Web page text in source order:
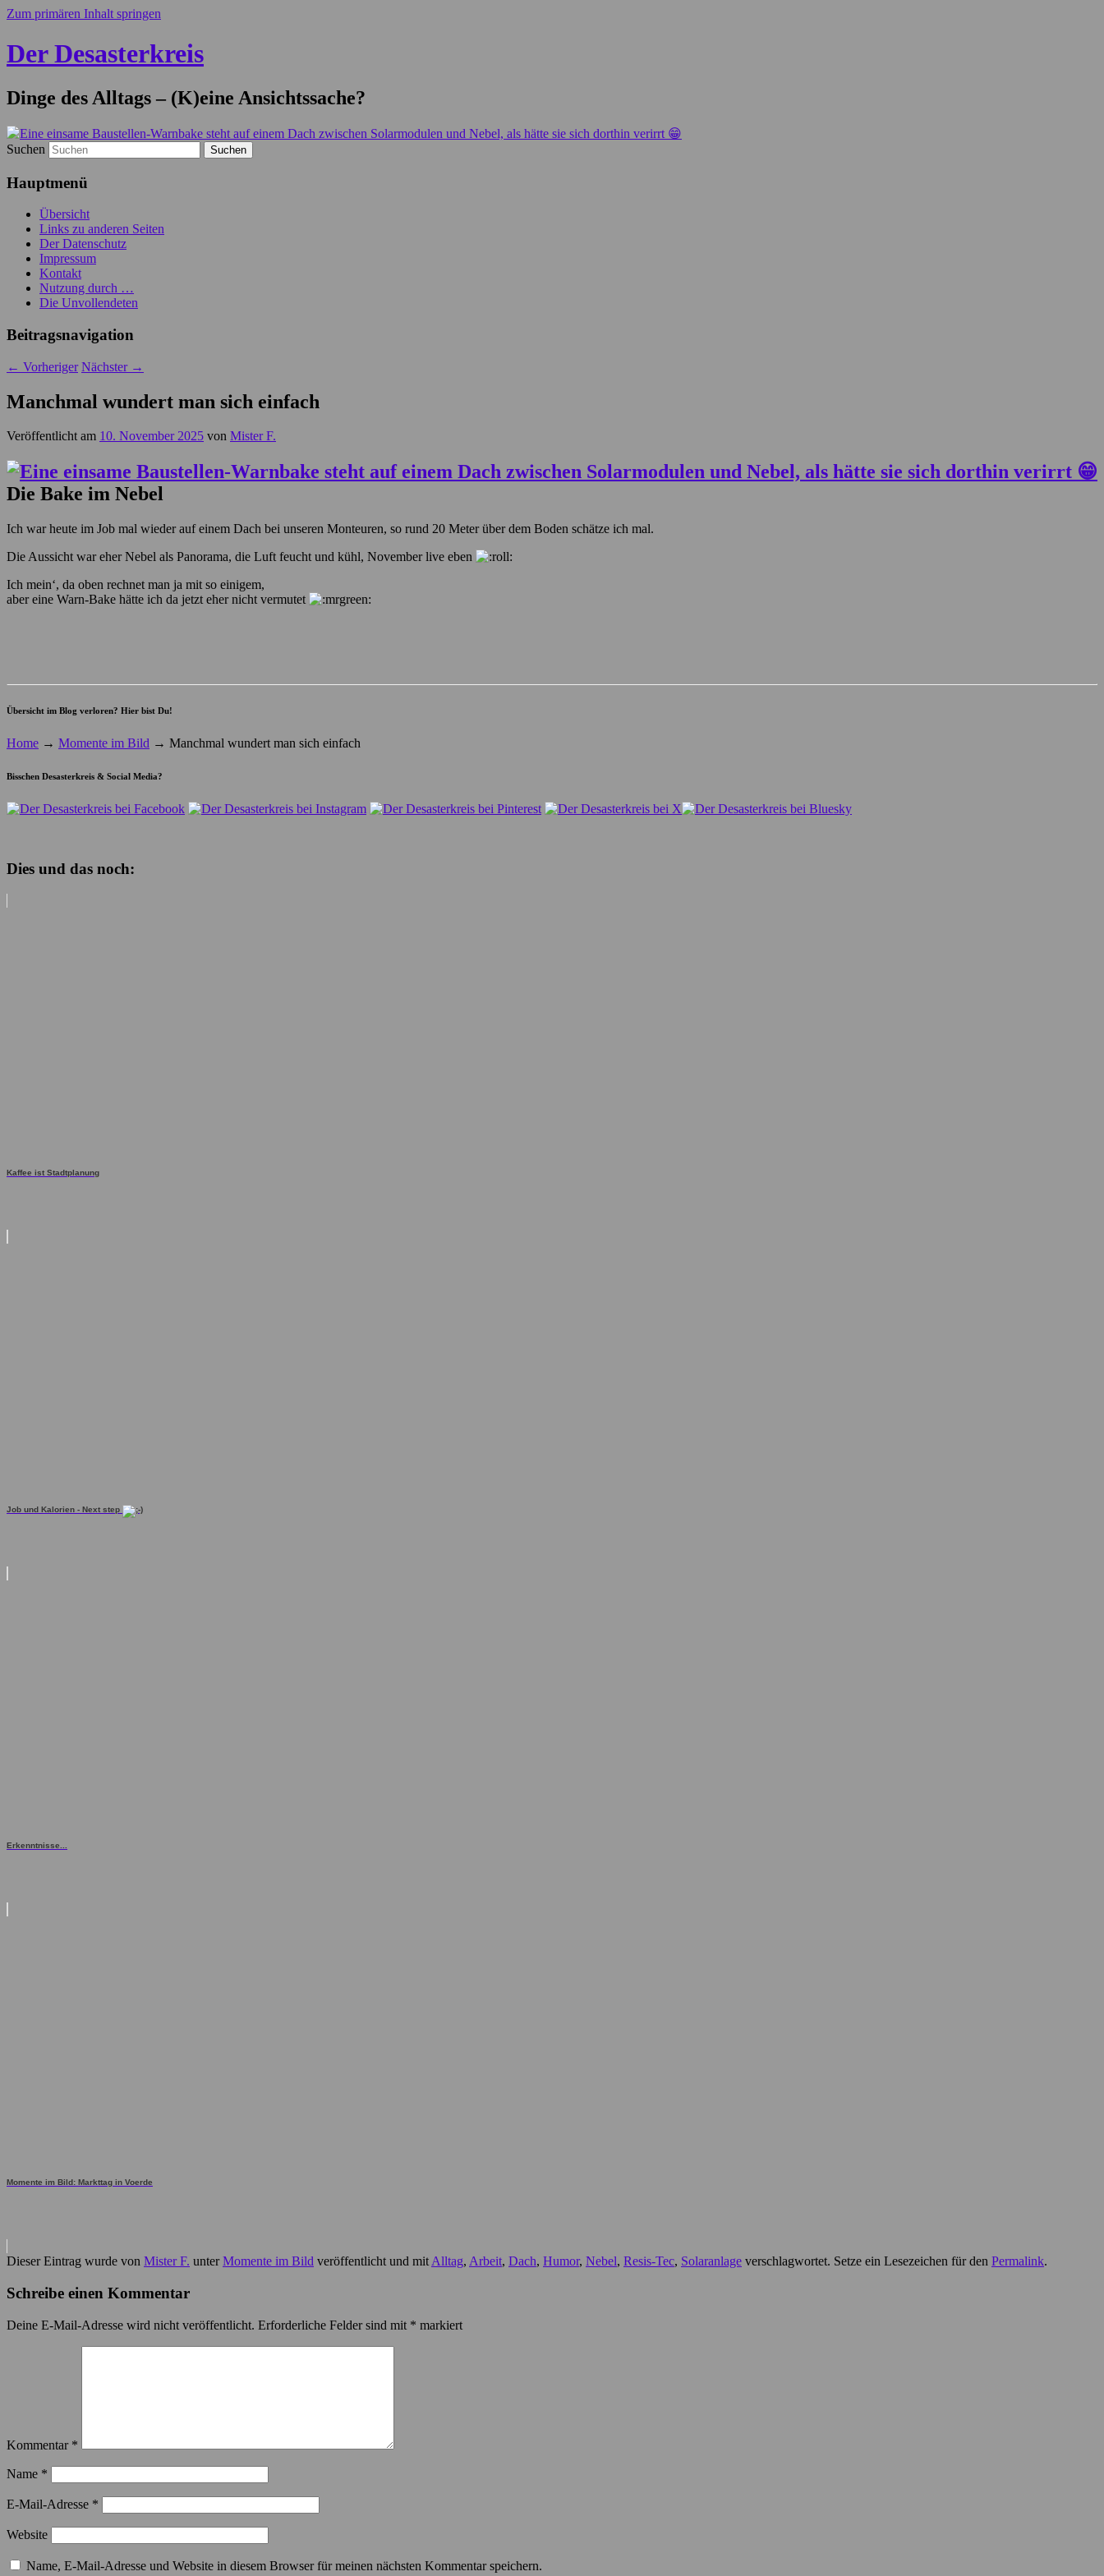
Zum primären Inhalt springen
Der Desasterkreis
Dinge des Alltags – (K)eine Ansichtssache?
Suchen
Hauptmenü
Übersicht
Links zu anderen Seiten
Der Datenschutz
Impressum
Kontakt
Nutzung durch …
Die Unvollendeten
Beitragsnavigation
← Vorheriger Nächster →
Manchmal wundert man sich einfach
Veröffentlicht am 10. November 2025 von Mister F.
Die Bake im Nebel
Ich war heute im Job mal wieder auf einem Dach bei unseren Monteuren, so rund 20 Meter über dem Boden schätze ich mal.
Die Aussicht war eher Nebel als Panorama, die Luft feucht und kühl, November live eben
Ich mein‘, da oben rechnet man ja mit so einigem,
aber eine Warn-Bake hätte ich da jetzt eher nicht vermutet
Übersicht im Blog verloren? Hier bist Du!
Home → Momente im Bild → Manchmal wundert man sich einfach
Bisschen Desasterkreis & Social Media?
Dies und das noch:
Kaffee ist Stadtplanung
Job und Kalorien - Next step
Erkenntnisse...
Momente im Bild: Markttag in Voerde
Dieser Eintrag wurde von Mister F. unterMomente im Bild veröffentlicht und mit Alltag, Arbeit, Dach, Humor, Nebel, Resis-Tec, Solaranlage verschlagwortet. Setze ein Lesezeichen für den Permalink.
Schreibe einen Kommentar
Deine E-Mail-Adresse wird nicht veröffentlicht. Erforderliche Felder sind mit * markiert
Kommentar *
Name *
E-Mail-Adresse *
Website
Name, E-Mail-Adresse und Website in diesem Browser für meinen nächsten Kommentar speichern.